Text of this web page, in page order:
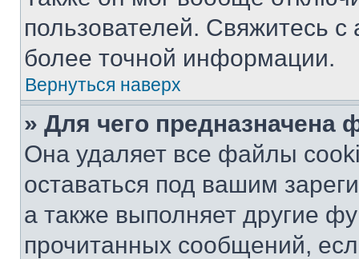
пользователей. Свяжитесь
более точной информации.
Вернуться наверх
» Для чего предназначена
Она удаляет все файлы
оставаться под вашим
а также выполняет другие
прочитанных сообщений,